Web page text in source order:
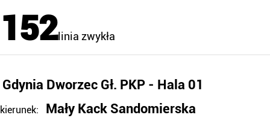
152linia zwykła
Gdynia Dworzec Gł. PKP - Hala 01
kierunek: Mały Kack Sandomierska